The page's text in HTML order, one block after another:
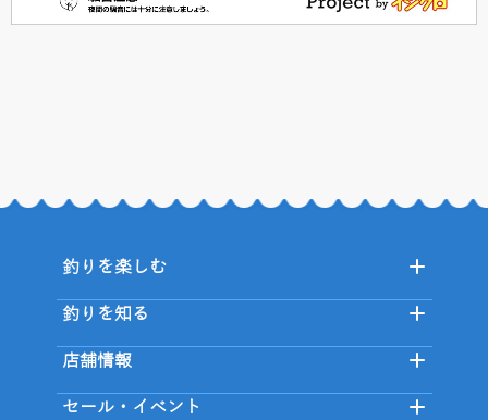
釣りを楽しむ
釣りを知る
店舗情報
セール・イベント